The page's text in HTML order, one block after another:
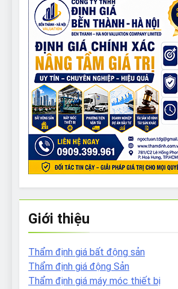
Giới thiệu
Thẩm định giá bất động sản
Thẩm định giá động Sản
Thẩm định giá máy móc thiết bị